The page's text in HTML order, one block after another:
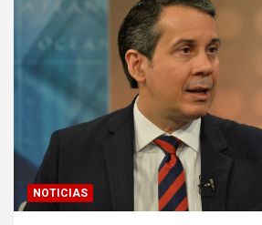
NOTICIAS